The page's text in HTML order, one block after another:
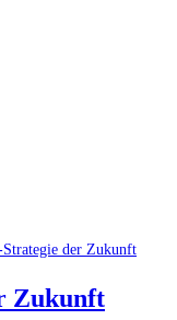
Zukunft